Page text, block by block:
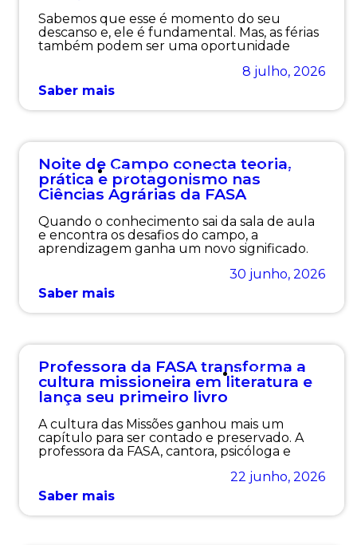
Sabemos que esse é momento do seu
descanso e, ele é fundamental. Mas, as férias
também podem ser uma oportunidade
8 julho, 2026
Saber mais
Agronomia,Medicina Veterinária
Noite de Campo conecta teoria,
prática e protagonismo nas
Ciências Agrárias da FASA
Quando o conhecimento sai da sala de aula
e encontra os desafios do campo, a
aprendizagem ganha um novo significado.
30 junho, 2026
Saber mais
Institucional
Professora da FASA transforma a
cultura missioneira em literatura e
lança seu primeiro livro
A cultura das Missões ganhou mais um
capítulo para ser contado e preservado. A
professora da FASA, cantora, psicóloga e
22 junho, 2026
Saber mais